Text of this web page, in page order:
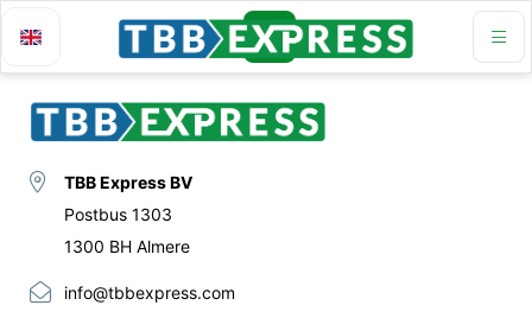
TBB Express BV
Postbus 1303
1300 BH Almere
info@tbbexpress.com